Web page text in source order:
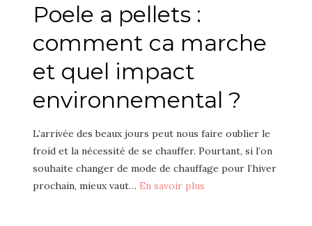
Poele a pellets :
comment ca marche
et quel impact
environnemental ?
L’arrivée des beaux jours peut nous faire oublier le
froid et la nécessité de se chauffer. Pourtant, si l’on
souhaite changer de mode de chauffage pour l’hiver
prochain, mieux vaut… En savoir plus